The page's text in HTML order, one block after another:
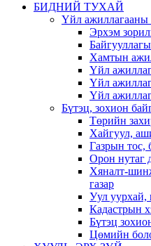
БИДНИЙ ТУХАЙ
Үйл ажиллагааны
Эрхэм
Хамтын
Үйл
Үйл
Үйл
Бүтэц, зохион
Төрийн
Хайгуул,
Газрын тос,
Орон нутаг
Хяналт-
газар
Уул уурхай,
Кадастрын
Бүтэц
Цөмийн